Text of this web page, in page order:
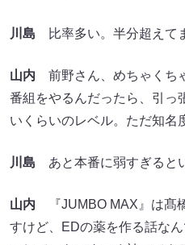
川島 比率多い。半分超えて
山内 前野さん、めちゃくち
番組をやるんだったら、引っ
いくらいのレベル。ただ知名
川島 あと本番に弱すぎると
山内 『JUMBO MAX』は髙
すけど、EDの薬を作る話な